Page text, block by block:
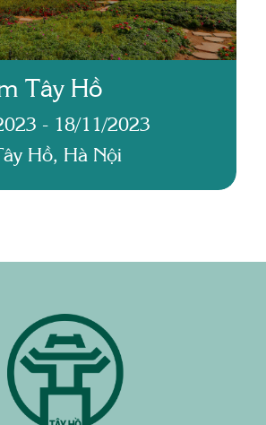
Tây Hồ
- 18/11/2023
Hồ, Hà Nội